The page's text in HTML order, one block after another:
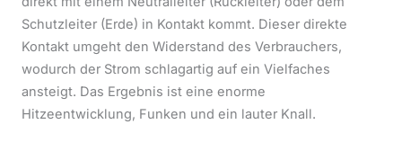
Schutzleiter (Erde) in Kontakt kommt. Dieser direkte
Kontakt umgeht den Widerstand des Verbrauchers,
wodurch der Strom schlagartig auf ein Vielfaches
ansteigt. Das Ergebnis ist eine enorme
Hitzeentwicklung, Funken und ein lauter Knall.